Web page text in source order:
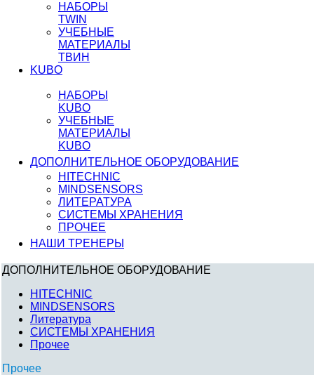
НАБОРЫ
TWIN
УЧЕБНЫЕ
МАТЕРИАЛЫ
ТВИН
KUBO
НАБОРЫ
KUBO
УЧЕБНЫЕ
МАТЕРИАЛЫ
KUBO
ДОПОЛНИТЕЛЬНОЕ ОБОРУДОВАНИЕ
HITECHNIC
MINDSENSORS
ЛИТЕРАТУРА
СИСТЕМЫ ХРАНЕНИЯ
ПРОЧЕЕ
НАШИ ТРЕНЕРЫ
ДОПОЛНИТЕЛЬНОЕ ОБОРУДОВАНИЕ
HITECHNIC
MINDSENSORS
Литература
СИСТЕМЫ ХРАНЕНИЯ
Прочее
Прочее